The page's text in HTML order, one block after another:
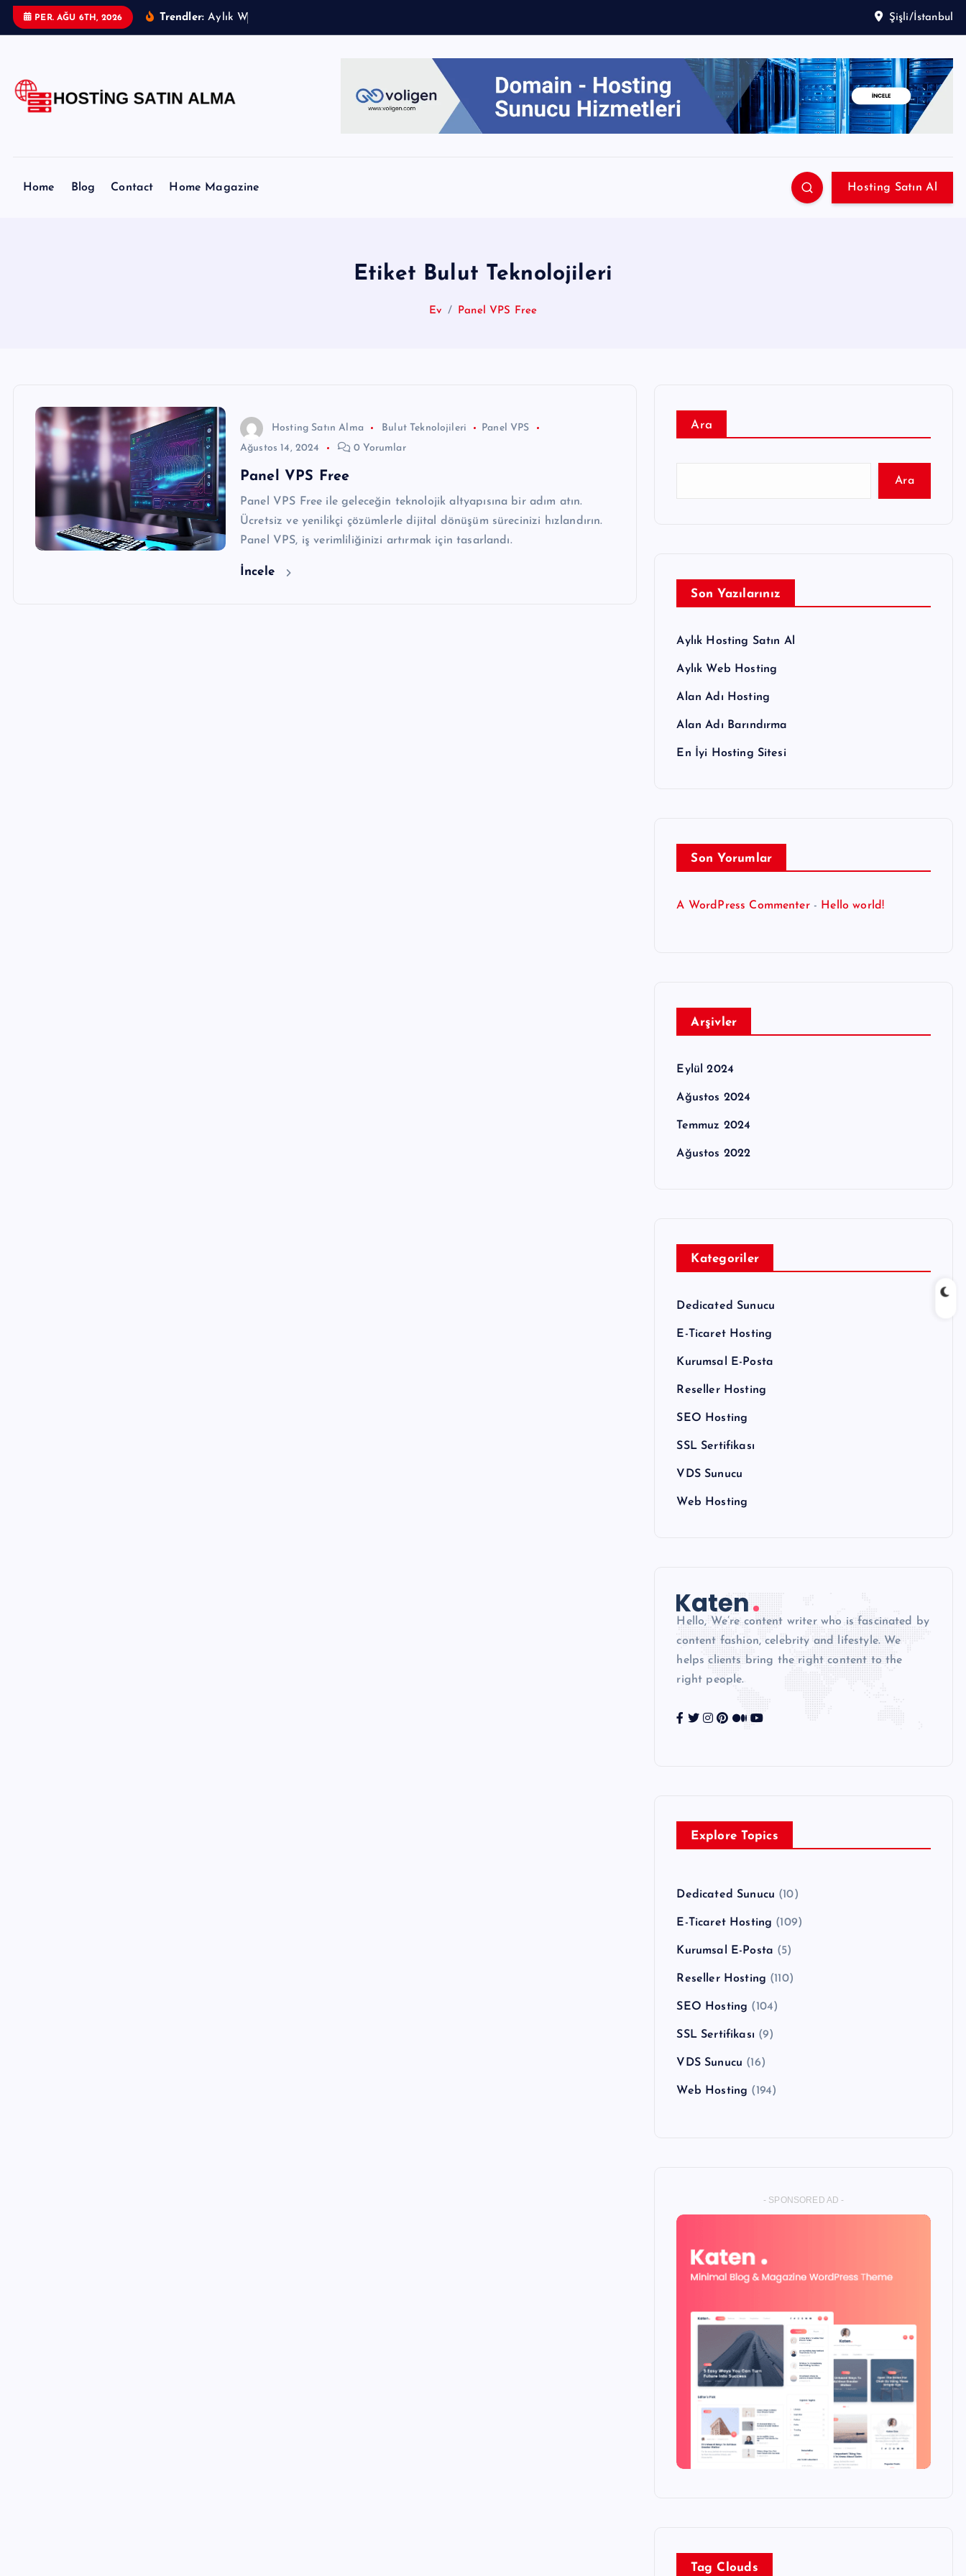
PER. AĞU 6TH, 2026 Trendler: Ay ı k W Şişli/İstanbul
Home Blog Contact Home Magazine Hosting Satın Al
Etiket Bulut Teknolojileri
Ev Panel VPS Free
Hosting Satın Alma Bulut Teknolojileri
Panel VPS
Ağustos 14, 2024
0 Yorumlar
Panel VPS Free
Panel VPS Free ile geleceğin teknolojik altyapısına bir adım atın.
Ücretsiz ve yenilikçi çözümlerle dijital dönüşüm sürecinizi hızlandırın.
Panel VPS, iş verimliliğinizi artırmak için tasarlandı.
İncele
Ara
Ara
Son Yazılarınız
Aylık Hosting Satın Al
Aylık Web Hosting
Alan Adı Hosting
Alan Adı Barındırma
En İyi Hosting Sitesi
Son Yorumlar
A WordPress Commenter- Hello world!
Arşivler
Eylül 2024
Ağustos 2024
Temmuz 2024
Ağustos 2022
Kategoriler
Dedicated Sunucu
E-Ticaret Hosting
Kurumsal E-Posta
Reseller Hosting
SEO Hosting
SSL Sertifikası
VDS Sunucu
Web Hosting
Hello, We’re content writer who is fascinated by
content fashion, celebrity and lifestyle. We
helps clients bring the right content to the
right people.
Explore Topics
Dedicated Sunucu (10)
E-Ticaret Hosting (109)
Kurumsal E-Posta (5)
Reseller Hosting (110)
SEO Hosting (104)
SSL Sertifikası (9)
VDS Sunucu (16)
Web Hosting (194)
- SPONSORED AD -
Tag Clouds